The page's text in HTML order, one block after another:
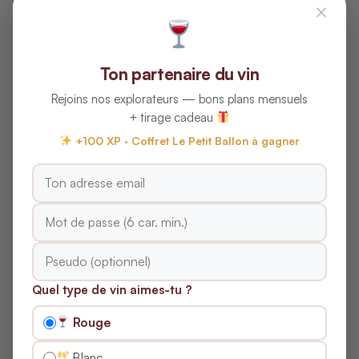
Pour documenter vos achats et suivre la production
le site officiel de McLaren Vale
Questions Fréquentes sur
les Terroirs de McLaren
Vale (Blancs)
Quels sont les principaux terroirs de
McLaren Vale pour les vins blancs ?
Comment le climat de la région
influence-t-il les blancs ?
Quels cépages et styles reflètent le
×
Ton partenaire du vin
Rejoins nos explorateurs — bons plans mensuels
+ tirage cadeau
+100 XP · Coffret Le Petit Ballon à gagner
Quel type de vin aimes-tu ?
Rouge